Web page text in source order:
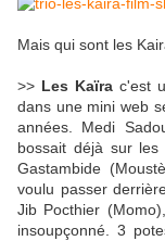
Mais qui sont les
>> Les Kaïra c'est
dans une mini web
années. Medi
bossait déjà sur les
Gastambide
voulu passer
Jib Pocthier
insoupçonné. 3